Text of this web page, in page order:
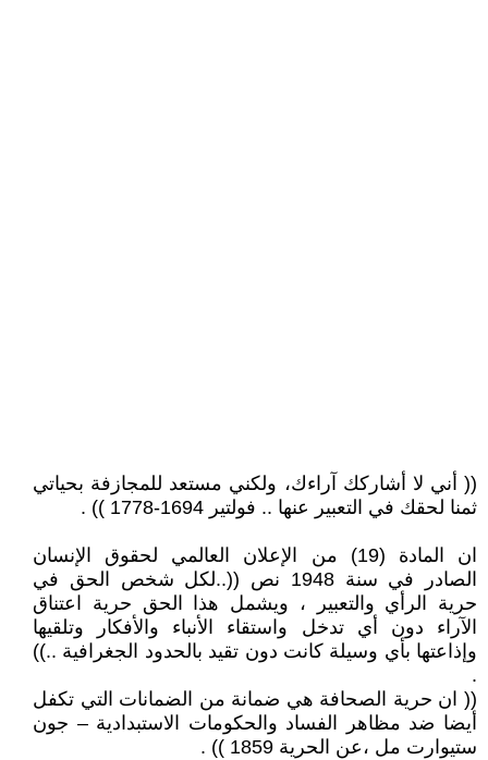
(( أني لا أشاركك آراءك، ولكني مستعد للمجازفة بحياتي
ثمنا لحقك في التعبير عنها .. فولتير 1694-1778 )) .
ان المادة (19) من الإعلان العالمي لحقوق الإنسان
الصادر في سنة 1948 نص ((..لكل شخص الحق في
حرية الرأي والتعبير ، ويشمل هذا الحق حرية اعتناق
الآراء دون أي تدخل واستقاء الأنباء والأفكار وتلقيها
وإذاعتها بأي وسيلة كانت دون تقيد بالحدود الجغرافية ..))
.
(( ان حرية الصحافة هي ضمانة من الضمانات التي تكفل
أيضا ضد مظاهر الفساد والحكومات الاستبدادية – جون
ستيوارت مل ،عن الحرية 1859 )) .